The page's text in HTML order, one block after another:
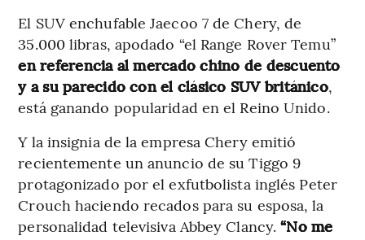
El SUV enchufable Jaecoo 7 de Chery, de
35.000 libras, apodado “el Range Rover Temu”
en referencia al mercado chino de descuento
y a su parecido con el clásico SUV británico,
está ganando popularidad en el Reino Unido.
Y la insignia de la empresa Chery emitió
recientemente un anuncio de su Tiggo 9
protagonizado por el exfutbolista inglés Peter
Crouch haciendo recados para su esposa, la
personalidad televisiva Abbey Clancy.“No me